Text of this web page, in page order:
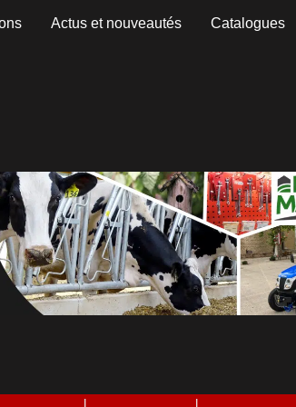
Actus et nouveautés Catalogues